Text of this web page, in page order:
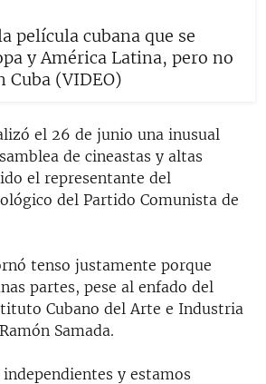
película cubana que se
y América Latina, pero no
Cuba (VIDEO)
el 26 de junio una inusual
de cineastas y altas
el representante del
del Partido Comunista de
tenso justamente porque
partes, pese al enfado del
Cubano del Arte e Industria
Samada.
y estamos